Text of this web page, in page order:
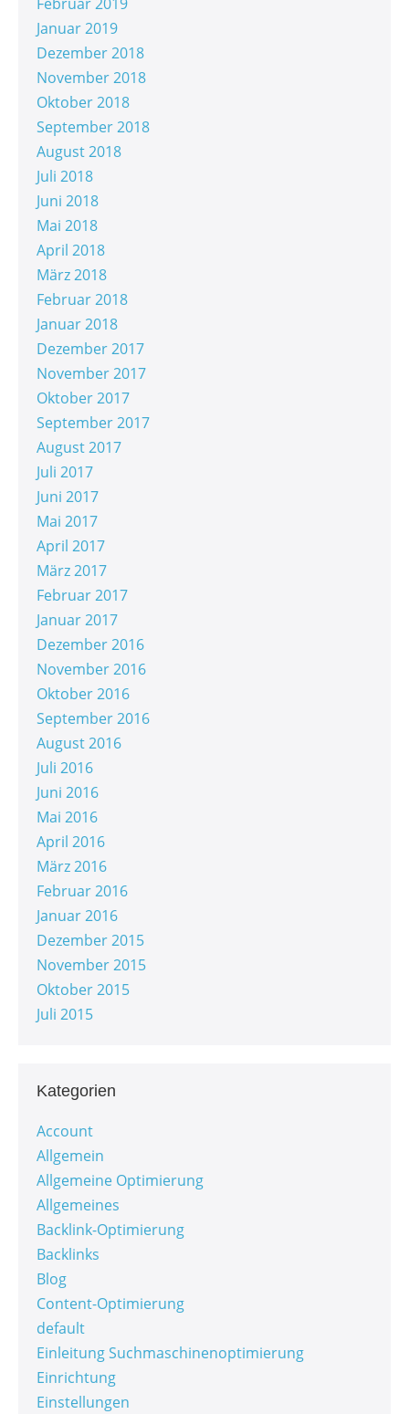
Januar 2019
Dezember 2018
November 2018
Oktober 2018
September 2018
August 2018
Juli 2018
Juni 2018
Mai 2018
April 2018
März 2018
Februar 2018
Januar 2018
Dezember 2017
November 2017
Oktober 2017
September 2017
August 2017
Juli 2017
Juni 2017
Mai 2017
April 2017
März 2017
Februar 2017
Januar 2017
Dezember 2016
November 2016
Oktober 2016
September 2016
August 2016
Juli 2016
Juni 2016
Mai 2016
April 2016
März 2016
Februar 2016
Januar 2016
Dezember 2015
November 2015
Oktober 2015
Juli 2015
Kategorien
Account
Allgemein
Allgemeine Optimierung
Allgemeines
Backlink-Optimierung
Backlinks
Blog
Content-Optimierung
default
Einleitung Suchmaschinenoptimierung
Einrichtung
Einstellungen